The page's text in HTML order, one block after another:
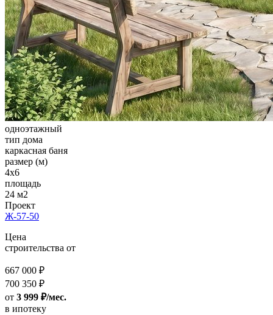
одноэтажный
тип дома
каркасная баня
размер (м)
4x6
площадь
24 м2
Проект
Ж-57-50
Цена
строительства от
667 000 ₽
700 350 ₽
от 3 999 ₽/мес.
в ипотеку